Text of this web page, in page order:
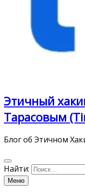
Этичный
Тарасовым
Блог об Этичном
Найти:
Меню